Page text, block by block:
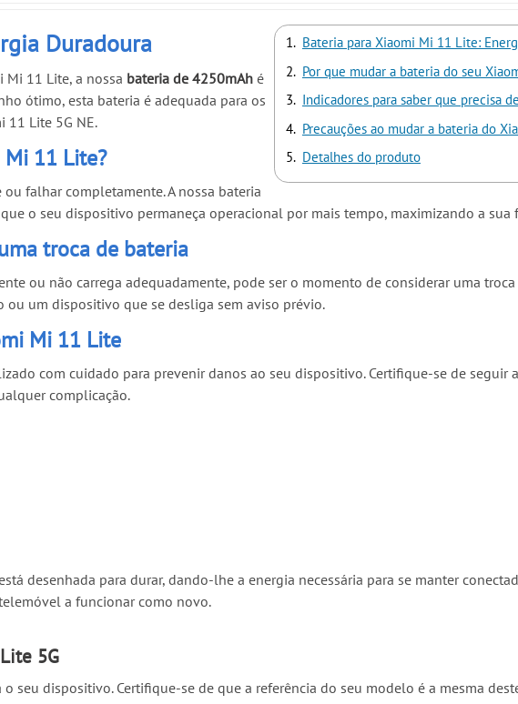
Bateria para Xiaomi Mi 11 Lite:
Por que mudar a bateria do seu
Indicadores para saber que precisa
Precauções ao mudar a bateria do
Detalhes do produto
Duradoura
Mi 11 Lite, a nossa bateria de 4250mAh é
ótimo, esta bateria é adequada para os
11 Lite 5G NE.
11 Lite?
falhar completamente. A nossa bateria
o seu dispositivo permaneça operacional por mais tempo, maximizando a
troca de bateria
ou não carrega adequadamente, pode ser o momento de considerar uma
um dispositivo que se desliga sem aviso prévio.
Mi 11 Lite
com cuidado para prevenir danos ao seu dispositivo. Certifique-se de seguir
complicação.
desenhada para durar, dando-lhe a energia necessária para se manter
a funcionar como novo.
5G
seu dispositivo. Certifique-se de que a referência do seu modelo é a mesma